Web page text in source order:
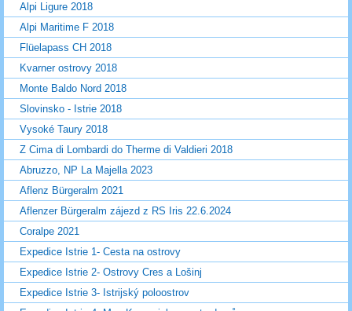
Alpi Ligure 2018
Alpi Maritime F 2018
Flüelapass CH 2018
Kvarner ostrovy 2018
Monte Baldo Nord 2018
Slovinsko - Istrie 2018
Vysoké Taury 2018
Z Cima di Lombardi do Therme di Valdieri 2018
Abruzzo, NP La Majella 2023
Aflenz Bürgeralm 2021
Aflenzer Bürgeralm zájezd z RS Iris 22.6.2024
Coralpe 2021
Expedice Istrie 1- Cesta na ostrovy
Expedice Istrie 2- Ostrovy Cres a Lošinj
Expedice Istrie 3- Istrijský poloostrov